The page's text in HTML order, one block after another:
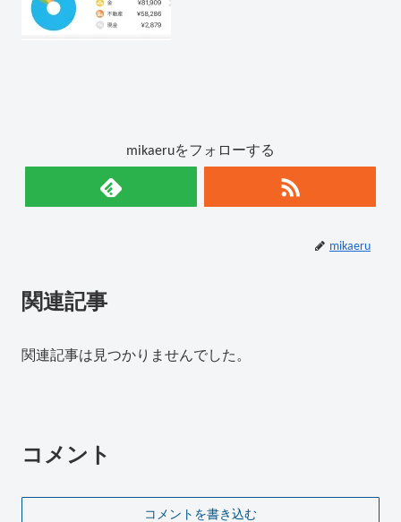
mikaeruをフォローする
mikaeru
関連記事
関連記事は見つかりませんでした。
コメント
コメントを書き込む